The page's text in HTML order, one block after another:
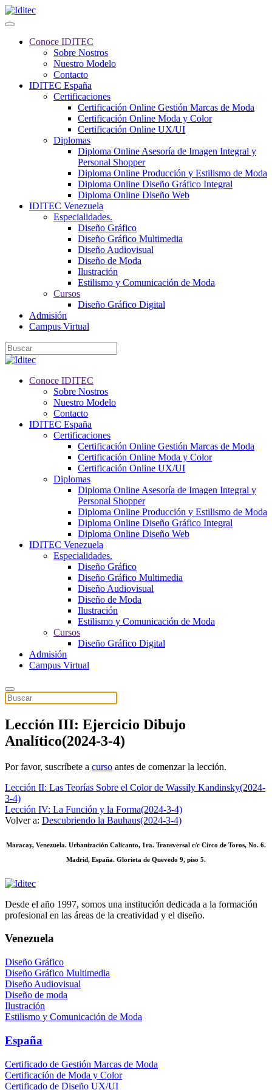
Conoce IDITEC
Sobre Nostros
Nuestro Modelo
Contacto
IDITEC España
Certificaciones
Certificación Online Gestión Marcas de Moda
Certificación Online Moda y Color
Certificación Online UX/UI
Diplomas
Diploma Online Asesoría de Imagen Integral y
Personal Shopper
Diploma Online Producción y Estilismo de Moda
Diploma Online Diseño Gráfico Integral
Diploma Online Diseño Web
IDITEC Venezuela
Especialidades.
Diseño Gráfico
Diseño Gráfico Multimedia
Diseño Audiovisual
Diseño de Moda
Ilustración
Estilismo y Comunicación de Moda
Cursos
Diseño Gráfico Digital
Admisión
Campus Virtual
Conoce IDITEC
Sobre Nostros
Nuestro Modelo
Contacto
IDITEC España
Certificaciones
Certificación Online Gestión Marcas de Moda
Certificación Online Moda y Color
Certificación Online UX/UI
Diplomas
Diploma Online Asesoría de Imagen Integral y
Personal Shopper
Diploma Online Producción y Estilismo de Moda
Diploma Online Diseño Gráfico Integral
Diploma Online Diseño Web
IDITEC Venezuela
Especialidades.
Diseño Gráfico
Diseño Gráfico Multimedia
Diseño Audiovisual
Diseño de Moda
Ilustración
Estilismo y Comunicación de Moda
Cursos
Diseño Gráfico Digital
Admisión
Campus Virtual
Lección III: Ejercicio Dibujo
Analítico(2024-3-4)
Por favor, suscríbete a curso antes de comenzar la lección.
Lección II: Las Teorías Sobre el Color de Wassily Kandinsky(2024-
3-4)
Lección IV: La Función y la Forma(2024-3-4)
Volver a: Descubriendo la Bauhaus(2024-3-4)
Maracay, Venezuela. Urbanización Calicanto, 1ra. Transversal c/c Circo de Toros, No. 6.
Madrid, España. Glorieta de Quevedo 9, piso 5.
Desde el año 1997, somos una institución dedicada a la formación
profesional en las áreas de la creatividad y el diseño.
Venezuela
Diseño Gráfico
Diseño Gráfico Multimedia
Diseño Audiovisual
Diseño de moda
Ilustración
Estilismo y Comunicación de Moda
España
Certificado de Gestión Marcas de Moda
Certificación de Moda y Color
Certificado de Diseño UX/UI